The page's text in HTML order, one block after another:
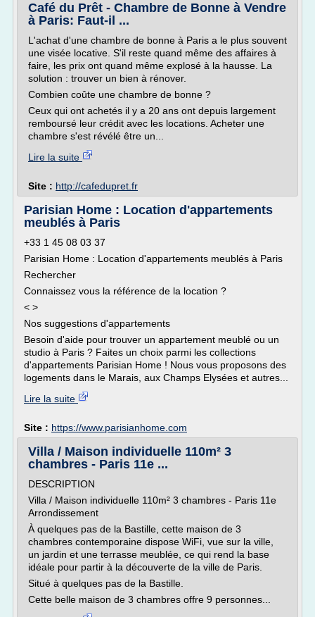
Café du Prêt - Chambre de Bonne à Vendre
à Paris: Faut-il ...
L'achat d'une chambre de bonne à Paris a le plus souvent
une visée locative. S'il reste quand même des affaires à
faire, les prix ont quand même explosé à la hausse. La
solution : trouver un bien à rénover.
Combien coûte une chambre de bonne ?
Ceux qui ont achetés il y a 20 ans ont depuis largement
remboursé leur crédit avec les locations. Acheter une
chambre s'est révélé être un...
Lire la suite
Site : http://cafedupret.fr
Parisian Home : Location d'appartements
meublés à Paris
+33 1 45 08 03 37
Parisian Home : Location d'appartements meublés à Paris
Rechercher
Connaissez vous la référence de la location ?
< >
Nos suggestions d'appartements
Besoin d'aide pour trouver un appartement meublé ou un
studio à Paris ? Faites un choix parmi les collections
d'appartements Parisian Home ! Nous vous proposons des
logements dans le Marais, aux Champs Elysées et autres...
Lire la suite
Site : https://www.parisianhome.com
Villa / Maison individuelle 110m² 3
chambres - Paris 11e ...
DESCRIPTION
Villa / Maison individuelle 110m² 3 chambres - Paris 11e
Arrondissement
À quelques pas de la Bastille, cette maison de 3
chambres contemporaine dispose WiFi, vue sur la ville,
un jardin et une terrasse meublée, ce qui rend la base
idéale pour partir à la découverte de la ville de Paris.
Situé à quelques pas de la Bastille.
Cette belle maison de 3 chambres offre 9 personnes...